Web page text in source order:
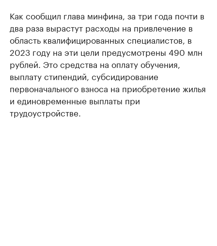
Как сообщил глава минфина, за три года почти в
два раза вырастут расходы на привлечение в
область квалифицированных специалистов, в
2023 году на эти цели предусмотрены 490 млн
рублей. Это средства на оплату обучения,
выплату стипендий, субсидирование
первоначального взноса на приобретение жилья
и единовременные выплаты при
трудоустройстве.